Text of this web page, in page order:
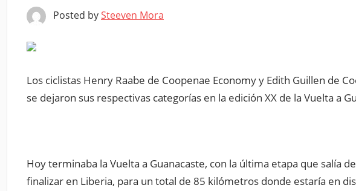
Posted bySteeven Mora
Los ciclistas Henry Raabe de Coopenae Economy y Edith Guillen de
se dejaron sus respectivas categorías en la edición XX de la Vuelta a
Hoy terminaba la Vuelta a Guanacaste, con la última etapa que salía
finalizar en Liberia, para un total de 85 kilómetros donde estaría en